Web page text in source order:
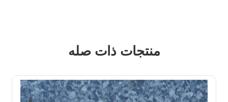
منتجات ذات صله